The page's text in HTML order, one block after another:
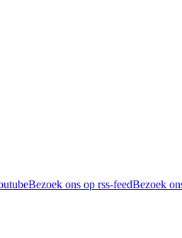
Bezoek ons op rss-feedBezoek